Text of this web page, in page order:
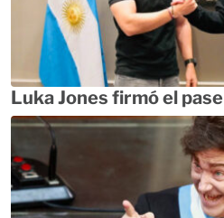
Luka Jones firmó el pase